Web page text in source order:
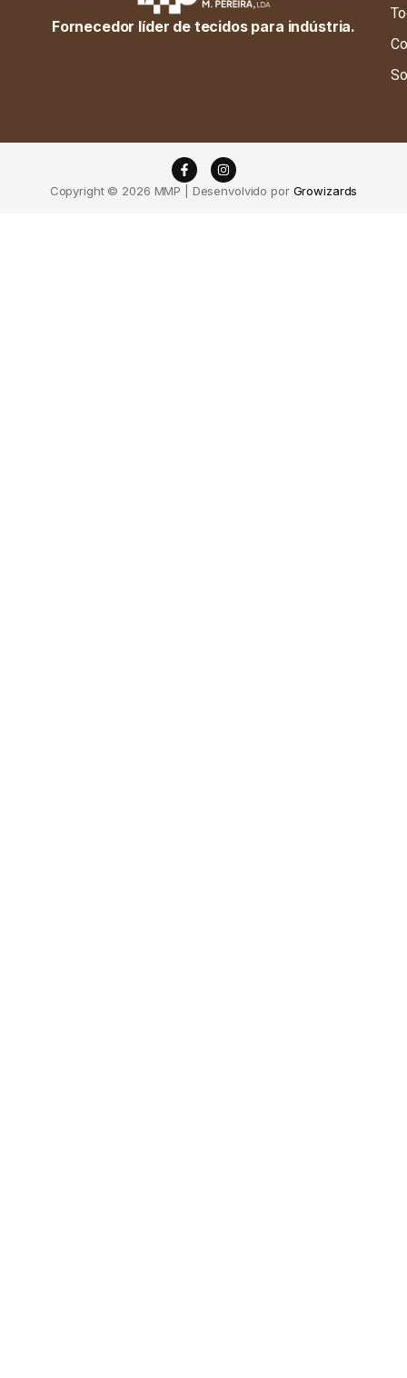
Fornecedor líder de tecidos para indústria.
Copyright © 2026 MMP | Desenvolvido por Growizards